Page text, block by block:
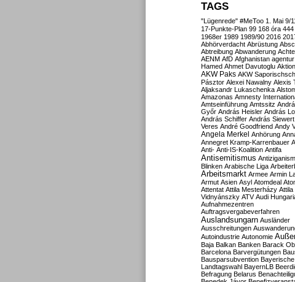
TAGS
"Lügenrede" #MeToo 1. Mai 9/
17-Punkte-Plan 99 168 óra 444
1968er 1989 1989/90 2016
Abhörverdacht Abrüstung
Abtreibung Abwanderung
AENM AfD Afghanistan agentur
Hamed Ahmet Davutoglu
AKW Paks AKW
Pásztor Alexei Nawalny Alexis
Aljaksandr Lukaschenka
Amazonas Amnesty
Amtseinführung Amtssitz
Győr András Heisler András
András Schiffer András Siewert
Veres André Goodfriend Andy
Angela Merkel Anhörung
Annegret Kramp-Karrenbauer
Anti- Anti-IS-Koalition Antifa
Antisemitismus
Blinken Arabische Liga
Arbeitsmarkt Armee Armin
Armut Asien Asyl Atomdeal
Attentat Attila Mesterházy Attila
Vidnyánszky ATV Audi
Aufnahmezentren
Auftragsvergabeverfahren
Auslandsungarn Ausländer
Ausschreitungen
Autoindustrie Autonomie
Baja Balkan Banken Barack
Barcelona Barvergütungen
Bausparsubvention Bayerische
Landtagswahl BayernLB
Befragung Belarus